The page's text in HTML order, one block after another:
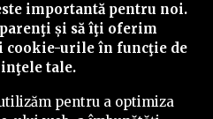
this
importantă pentru noi.
și să îţi oferim
cookie-urile în funcţie de
tale.
pentru a optimiza